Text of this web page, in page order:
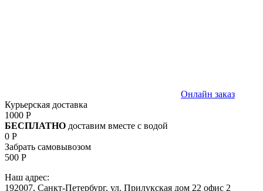
Онлайн заказ
Курьерская доставка
1000 Р
БЕСПЛАТНО доставим вместе с водой
0 Р
Забрать самовывозом
500 Р
Наш адрес:
192007, Санкт-Петербург, ул. Прилукская дом 22 офис 2